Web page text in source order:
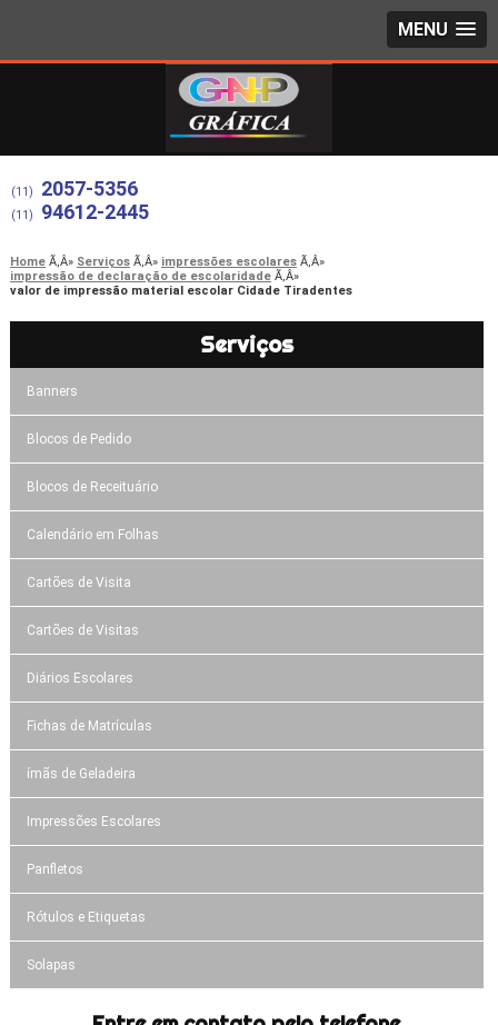
MENU
(11) 2057-5356
(11) 94612-2445
Home Serviços
impressões escolares
impressão de declaração de escolaridade
valor de impressão material escolar Cidade Tiradentes
Serviços
Banners
Blocos de Pedido
Blocos de Receituário
Calendário em Folhas
Cartões de Visita
Cartões de Visitas
Diários Escolares
Fichas de Matrículas
ímãs de Geladeira
Impressões Escolares
Panfletos
Rótulos e Etiquetas
Solapas